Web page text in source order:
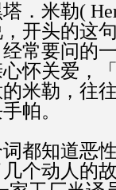
．米勒(
开头的这
常要问的
怀关爱，
米勒，往
帕。
都知道恶
个动人的